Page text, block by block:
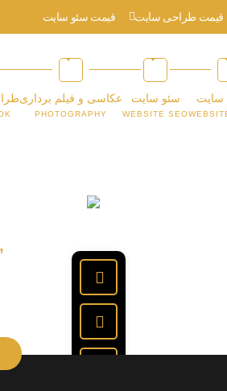
قیمت طراحی سایت قیمت سئو سایت
سئو سایت
WEBSITE SEO
عکاسی و فیلم برداری
PHOTOGRAPHY